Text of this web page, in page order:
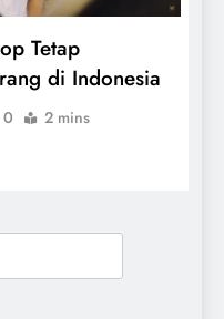
Tetap
di Indonesia
0
2 mins